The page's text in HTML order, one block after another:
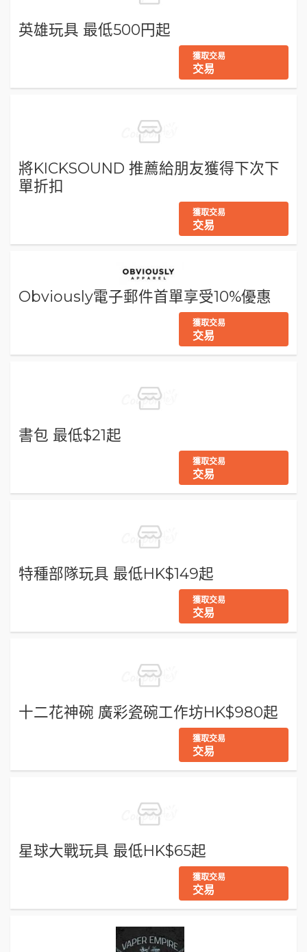
英雄玩具 最低500円起
獲取交易
交易
將KICKSOUND 推薦給朋友獲得下次下
單折扣
獲取交易
交易
Obviously電子郵件首單享受10%優惠
獲取交易
交易
書包 最低$21起
獲取交易
交易
特種部隊玩具 最低HK$149起
獲取交易
交易
十二花神碗 廣彩瓷碗工作坊HK$980起
獲取交易
交易
星球大戰玩具 最低HK$65起
獲取交易
交易